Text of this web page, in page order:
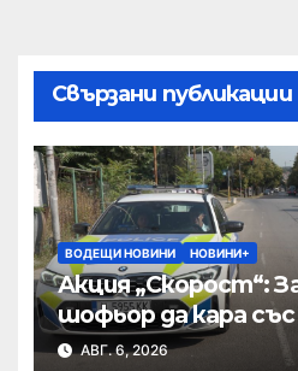
Свързани публикации
ВОДЕЩИ НОВИНИ НОВИНИ+
Акция „Скорост“:
шофьор да кара със
Пристое
АВГ. 6, 2026